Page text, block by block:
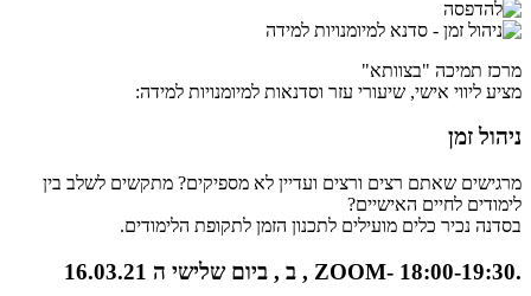
מרכז תמיכה "בצוותא"
מציע ליווי אישי, שיעורי עזר וסדנאות למיומנויות למידה:
ניהול זמן
מרגישים שאתם רצים ורצים ועדיין לא מספיקים? מתקשים לשלב בין
לימודים לחיים האישיים?
בסדנה נכיר כלים מועילים לתכנון הזמן לתקופת הלימודים.
.ZOOM- 18:00-19:30 , ב , ביום שלישי ה 16.03.21